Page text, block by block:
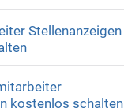
Stellenanzeigen
kostenlos schalten